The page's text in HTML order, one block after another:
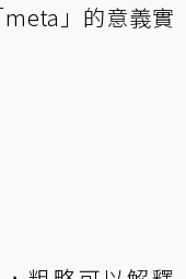
」的意義實